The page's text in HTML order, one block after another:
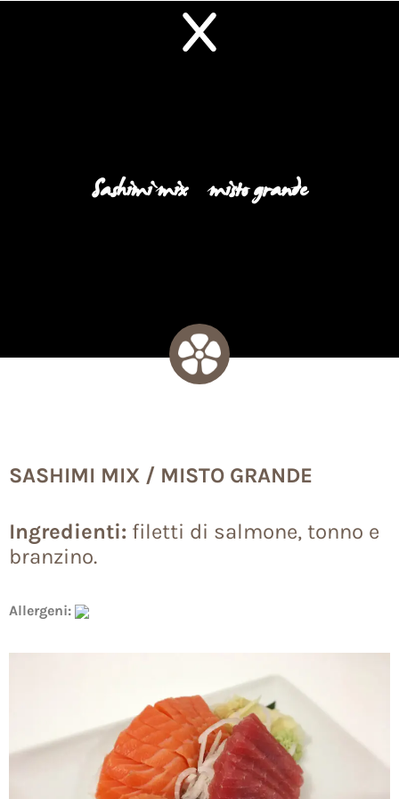
Sashimi mix / misto grande
SASHIMI MIX / MISTO GRANDE
Ingredienti: filetti di salmone, tonno e
branzino.
Allergeni: